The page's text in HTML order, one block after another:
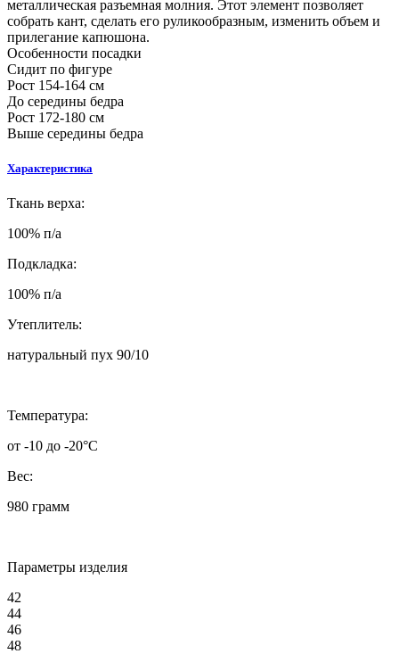
металлическая разъемная молния. Этот элемент позволяет
собрать кант, сделать его руликообразным, изменить объем и
прилегание капюшона.
Особенности посадки
Сидит по фигуре
Рост 154-164 см
До середины бедра
Рост 172-180 см
Выше середины бедра
Характеристика
Ткань верха:
100% п/a
Подкладка:
100% п/а
Утеплитель:
натуральный пух 90/10
Температура:
от -10 до -20°C
Вес:
980 грамм
Параметры изделия
42
44
46
48